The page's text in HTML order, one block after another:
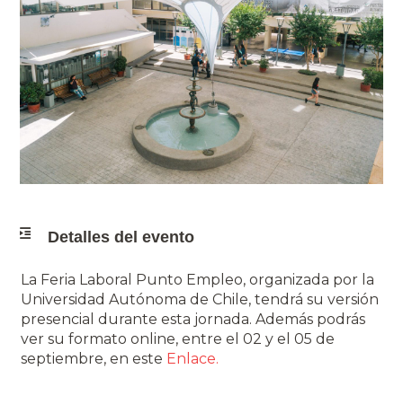
Detalles del evento
La Feria Laboral Punto Empleo, organizada por la
Universidad Autónoma de Chile, tendrá su versión
presencial durante esta jornada. Además podrás
ver su formato online, entre el 02 y el 05 de
septiembre, en este Enlace.